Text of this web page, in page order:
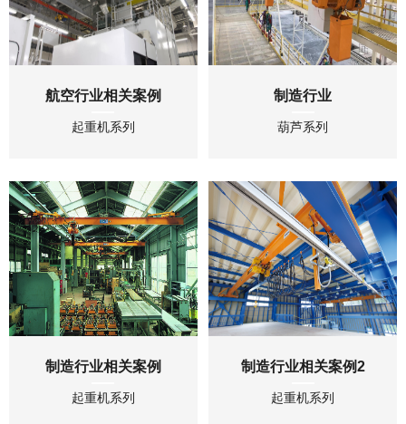
航空行业相关案例
起重机系列
制造行业
葫芦系列
制造行业相关案例
起重机系列
制造行业相关案例2
起重机系列